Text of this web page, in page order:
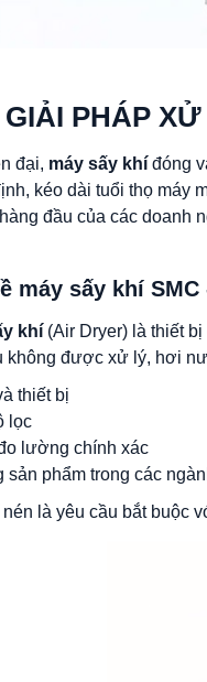
PHÁP
đại, máy sấy khí đóng
kéo dài tuổi thọ máy
đầu của các doanh
máy sấy khí
khí (Air Dryer) là thiết
được xử lý, hơi
thiết bị
lọc
lường chính xác
sản phẩm trong các
là yêu cầu bắt buộc